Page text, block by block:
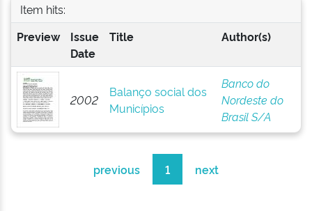
Item hits:
Preview
Issue
Date
Title Author(s)
2002
Balanço social dos
Municípios
Banco do
Nordeste do
Brasil S/A
previous 1 next